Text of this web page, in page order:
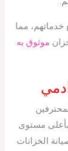
مما
موثوق به
مستوى
الخزانات